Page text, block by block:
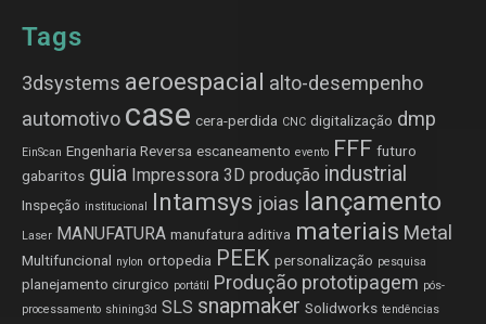
Tags
3dsystems aeroespacial alto-desempenho
automotivo case cera-perdida CNC digitalização dmp
EinScan Engenharia Reversa escaneamento evento FFF futuro
gabaritos guia Impressora 3D produção industrial
Inspeção institucional Intamsys joias lançamento
Laser MANUFATURA manufatura aditiva materiais Metal
Multifuncional nylon ortopedia PEEK personalização pesquisa
planejamento cirurgico portátil Produção prototipagem pós-
processamento shining3d SLS snapmaker Solidworks tendências